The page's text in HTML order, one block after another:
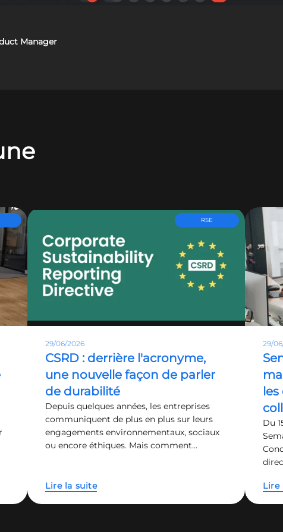
Manager
RSE
29/06/2026
CSRD : derrière l'acronyme,
une nouvelle façon de parler
de durabilité
Depuis quelques années, les entreprises
communiquent de plus en plus sur leurs
engagements environnementaux, sociaux
ou encore éthiques. Mais comment…
Lire la suite
29/
Du
Lire